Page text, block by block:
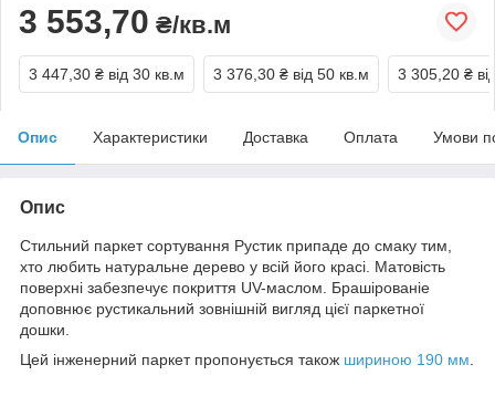
3 553,70 ₴/кв.м
3 447,30 ₴ від 30 кв.м 3 376,30 ₴ від 50 кв.м 3 305,20 ₴
Опис Характеристики Доставка Оплата Умови
Опис
Стильний паркет сортування Рустик припаде до смаку тим,
хто любить натуральне дерево у всій його красі. Матовість
поверхні забезпечує покриття UV-маслом. Брашірованіе
доповнює рустикальний зовнішній вигляд цієї паркетної
дошки.
Цей інженерний паркет пропонується також шириною 190 мм